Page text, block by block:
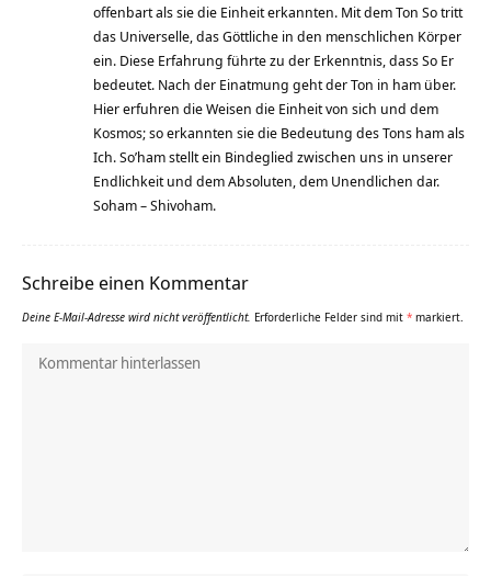
offenbart als sie die Einheit erkannten. Mit dem Ton So tritt
das Universelle, das Göttliche in den menschlichen Körper
ein. Diese Erfahrung führte zu der Erkenntnis, dass So Er
bedeutet. Nach der Einatmung geht der Ton in ham über.
Hier erfuhren die Weisen die Einheit von sich und dem
Kosmos; so erkannten sie die Bedeutung des Tons ham als
Ich. So’ham stellt ein Bindeglied zwischen uns in unserer
Endlichkeit und dem Absoluten, dem Unendlichen dar.
Soham – Shivoham.
Schreibe einen Kommentar
Deine E-Mail-Adresse wird nicht veröffentlicht. Erforderliche Felder sind mit * markiert.